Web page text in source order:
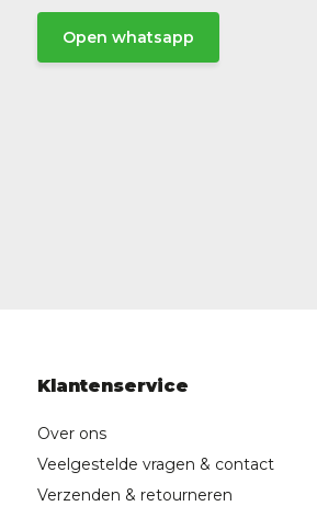
Open whatsapp
Klantenservice
Over ons
Veelgestelde vragen & contact
Verzenden & retourneren